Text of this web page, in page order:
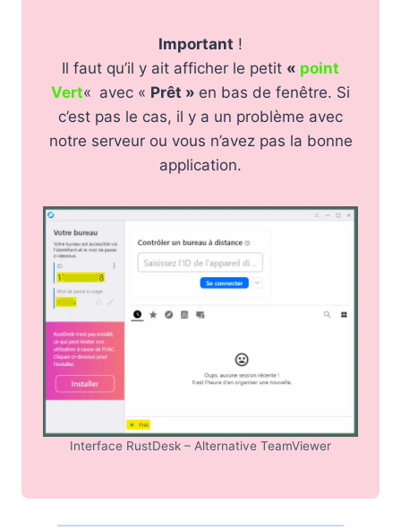
Important !
Il faut qu’il y ait afficher le petit « point
Vert« avec « Prêt » en bas de fenêtre. Si
c’est pas le cas, il y a un problème avec
notre serveur ou vous n’avez pas la bonne
application.
Interface RustDesk – Alternative TeamViewer